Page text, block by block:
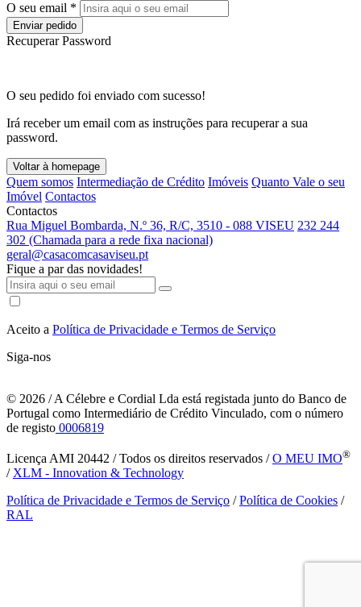
O seu email *
Enviar pedido
Recuperar Password
O seu pedido foi enviado com sucesso!
Irá receber um email com as instruções para recuperar a sua
password.
Voltar à homepage
Quem somos Intermediação de Crédito Imóveis Quanto Vale o seu
Imóvel Contactos
Contactos
Rua Miguel Bombarda, N.º 36, R/C, 3510 - 088 VISEU 232 244
302 (Chamada para a rede fixa nacional)
geral@casacomcasaviseu.pt
Fique a par das novidades!
Aceito a Política de Privacidade e Termos de Serviço
Siga-nos
© 2026 / A Célebre e Cordial Lda está registada junto do Banco de
Portugal como Intermediário de Crédito Vinculado, com o número
de registo 0006819
Licença AMI 20442 / Todos os direitos reservados /O MEU IMO®
/ XLM - Innovation & Technology
Política de Privacidade e Termos de Serviço /Política de Cookies /
RAL